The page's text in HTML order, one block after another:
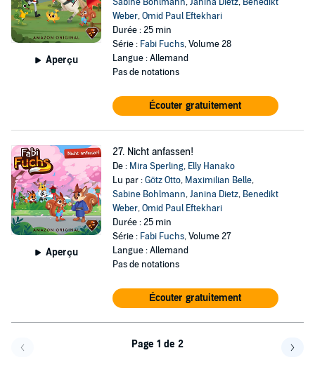
Aperçu
Weber,Omid Paul Eftekhari
Durée : 25 min
Série : Fabi Fuchs, Volume 28
Langue : Allemand
Pas de notations
Écouter gratuitement
Aperçu
27. Nicht anfassen!
De : Mira Sperling, Elly Hanako
Lu par :Götz Otto, Maximilian Belle,
Sabine Bohlmann,Janina Dietz, Benedikt
Weber,Omid Paul Eftekhari
Durée : 25 min
Série : Fabi Fuchs, Volume 27
Langue : Allemand
Pas de notations
Écouter gratuitement
Page 1 de 2